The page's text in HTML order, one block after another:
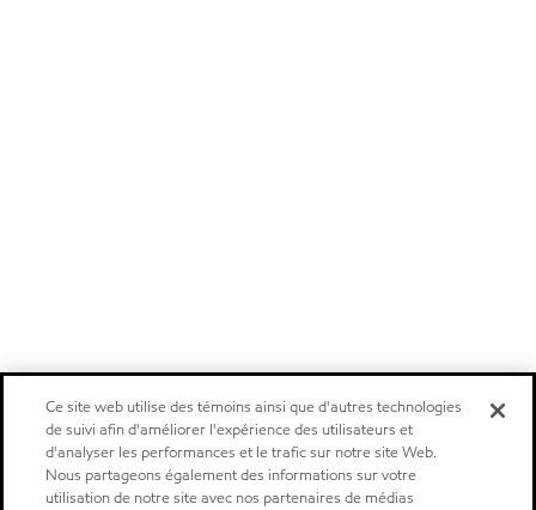
Ce site web utilise des témoins ainsi que d'autres technologies
de suivi afin d'améliorer l'expérience des utilisateurs et
d'analyser les performances et le trafic sur notre site Web.
Nous partageons également des informations sur votre
utilisation de notre site avec nos partenaires de médias